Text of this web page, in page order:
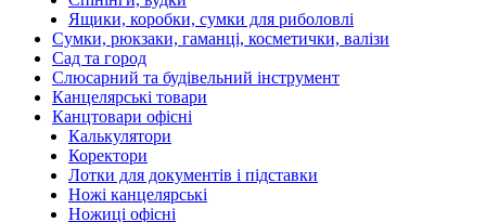
Ящики, коробки, сумки для риболовлі
Сумки, рюкзаки, гаманці, косметички, валізи
Сад та город
Слюсарний та будівельний інструмент
Канцелярські товари
Канцтовари офісні
Калькулятори
Коректори
Лотки для документів і підставки
Ножі канцелярські
Ножиці офісні